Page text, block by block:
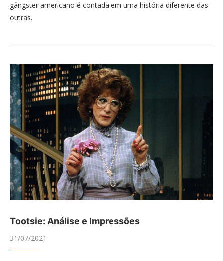
gângster americano é contada em uma história diferente das
outras.
Tootsie: Análise e Impressões
31/07/2021